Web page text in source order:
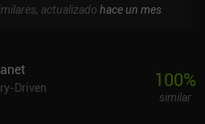
actualizado hace un mes
Driven
100%
similar